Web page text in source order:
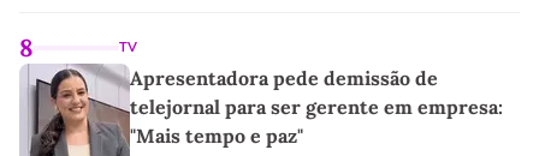
8 TV
Apresentadora pede demissão de
telejornal para ser gerente em empresa:
"Mais tempo e paz"